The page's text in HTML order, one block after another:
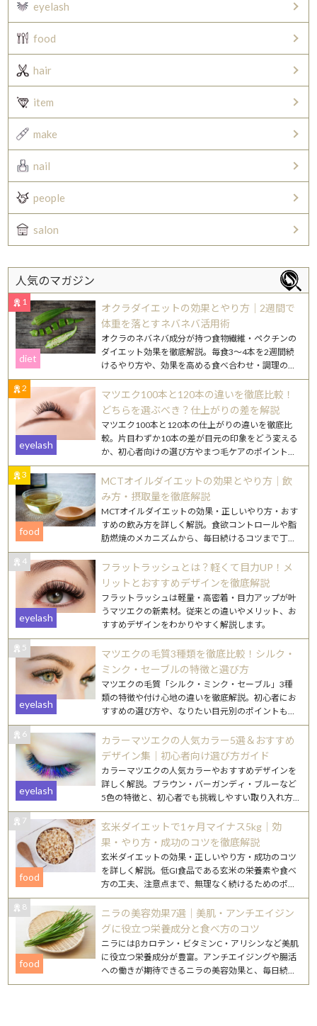
eyelash
food
hair
item
make
nail
people
salon
人気のマガジン
1
オクラダイエットの効果とやり方｜2週間で
体重を落とすネバネバ活用術
diet
オクラのネバネバ成分が持つ食物繊維・ペクチンの
ダイエット効果を徹底解説。毎食3〜4本を2週間続
けるやり方や、効果を高める食べ合わせ・調理のコ
ツを紹介します。
2
マツエク100本と120本の違いを徹底比較！
どちらを選ぶべき？仕上がりの差を解説
eyelash
マツエク100本と120本の仕上がりの違いを徹底比
較。片目わずか10本の差が目元の印象をどう変える
か、初心者向けの選び方やまつ毛ケアのポイントも
詳しく解説します。
3
MCTオイルダイエットの効果とやり方｜飲
み方・摂取量を徹底解説
food
MCTオイルダイエットの効果・正しいやり方・おす
すめの飲み方を詳しく解説。食欲コントロールや脂
肪燃焼のメカニズムから、毎日続けるコツまで丁寧
にご紹介します。
4
フラットラッシュとは？軽くて目力UP！メ
リットとおすすめデザインを徹底解説
eyelash
フラットラッシュは軽量・高密着・目力アップが叶
うマツエクの新素材。従来との違いやメリット、お
すすめデザインをわかりやすく解説します。
5
マツエクの毛質3種類を徹底比較！シルク・
ミンク・セーブルの特徴と選び方
eyelash
マツエクの毛質「シルク・ミンク・セーブル」3種
類の特徴や付け心地の違いを徹底解説。初心者にお
すすめの選び方や、なりたい目元別のポイントもご
紹介します。
6
カラーマツエクの人気カラー5選＆おすすめ
デザイン集｜初心者向け選び方ガイド
eyelash
カラーマツエクの人気カラーやおすすめデザインを
詳しく解説。ブラウン・バーガンディ・ブルーなど
5色の特徴と、初心者でも挑戦しやすい取り入れ方
を紹介します。
7
玄米ダイエットで1ヶ月マイナス5kg｜効
果・やり方・成功のコツを徹底解説
food
玄米ダイエットの効果・正しいやり方・成功のコツ
を詳しく解説。低GI食品である玄米の栄養素や食べ
方の工夫、注意点まで、無理なく続けるためのポイ
ントをまとめました。
8
ニラの美容効果7選｜美肌・アンチエイジン
グに役立つ栄養成分と食べ方のコツ
food
ニラにはβカロテン・ビタミンC・アリシンなど美肌
に役立つ栄養成分が豊富。アンチエイジングや腸活
への働きが期待できるニラの美容効果と、毎日続け
やすいレシピを詳しく紹介します。